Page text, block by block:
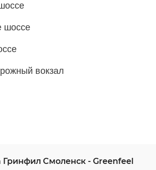
шоссе
вокзал
Гринфил Смоленск - Greenfeel